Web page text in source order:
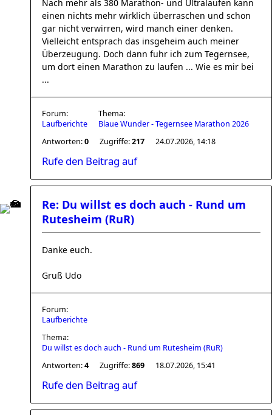
Nach mehr als 380 Marathon- und Ultraläufen kann
einen nichts mehr wirklich überraschen und schon
gar nicht verwirren, wird manch einer denken.
Vielleicht entsprach das insgeheim auch meiner
Überzeugung. Doch dann fuhr ich zum Tegernsee,
um dort einen Marathon zu laufen ... Wie es mir bei
...
Forum:
Laufberichte
Thema:
Blaue Wunder - Tegernsee Marathon 2026
Antworten:0 Zugriffe:217 24.07.2026, 14:18
Rufe den Beitrag auf
Re: Du willst es doch auch - Rund um
Rutesheim (RuR)
Danke euch.
Gruß Udo
Forum:
Laufberichte
Thema:
Du willst es doch auch - Rund um Rutesheim (RuR)
Antworten:4 Zugriffe:869 18.07.2026, 15:41
Rufe den Beitrag auf